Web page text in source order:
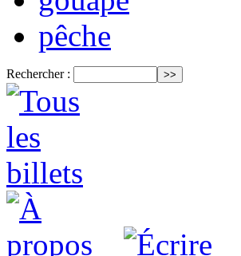
pêche
Rechercher :